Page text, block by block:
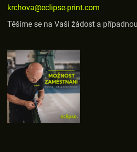
krchova@eclipse-print.com
Těšíme se na Vaši žádost a